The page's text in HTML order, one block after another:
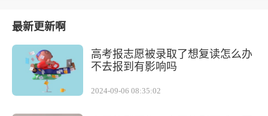
最新更新啊
高考报志愿被录取了想复读怎么办
不去报到有影响吗
2024-09-06 08:35:02